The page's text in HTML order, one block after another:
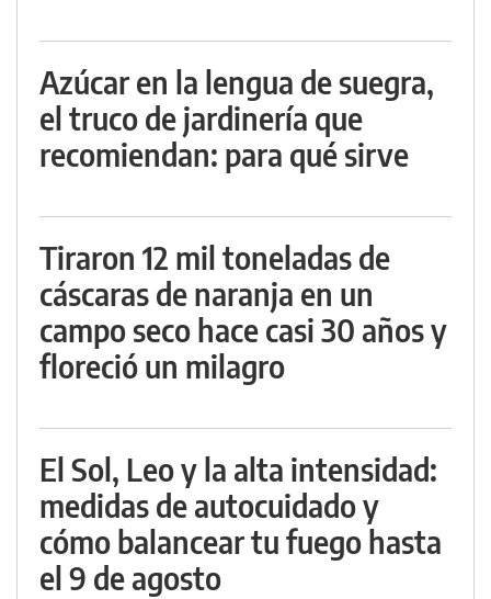
Azúcar en la lengua de suegra,
el truco de jardinería que
recomiendan: para qué sirve
Tiraron 12 mil toneladas de
cáscaras de naranja en un
campo seco hace casi 30 años y
floreció un milagro
El Sol, Leo y la alta intensidad:
medidas de autocuidado y
cómo balancear tu fuego hasta
el 9 de agosto